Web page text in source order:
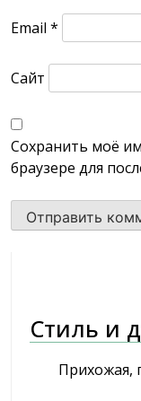
Email *
Сайт
Сохранить моё
браузере для
Стиль и
Прихожая,